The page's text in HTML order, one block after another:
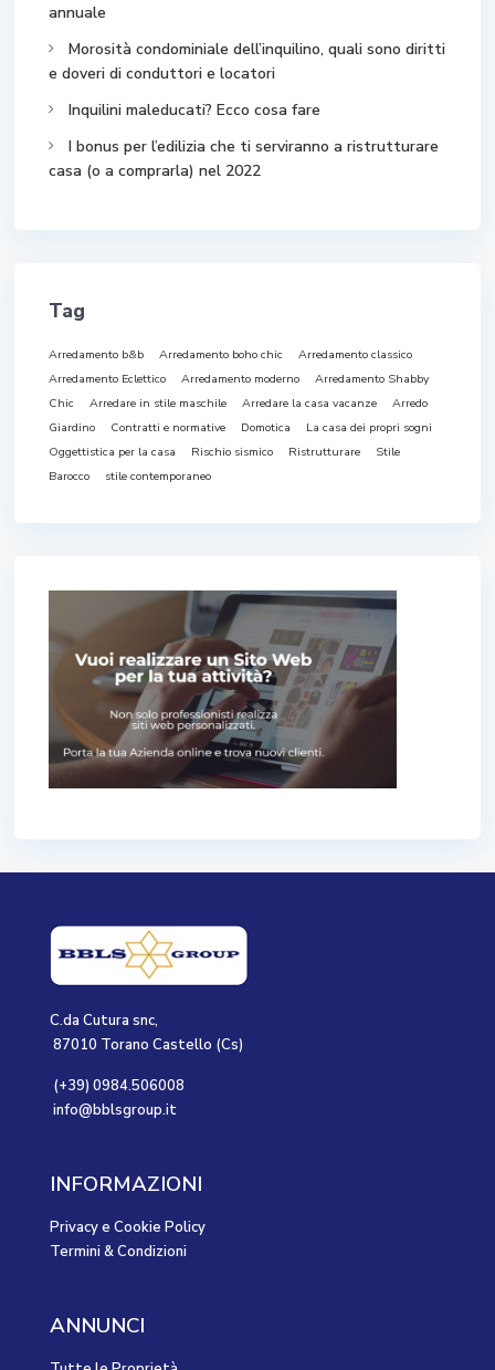
annuale
Morosità condominiale dell’inquilino, quali sono diritti
e doveri di conduttori e locatori
Inquilini maleducati? Ecco cosa fare
I bonus per l’edilizia che ti serviranno a ristrutturare
casa (o a comprarla) nel 2022
Tag
Arredamento b&b Arredamento boho chic
Arredamento classico
Arredamento Eclettico
Arredamento moderno
Arredamento Shabby
Chic
Arredare in stile maschile Arredare la casa vacanze
Arredo
Giardino
Contratti e normative Domotica
La casa dei propri sogni
Oggettistica per la casa
Rischio sismico Ristrutturare
Stile
Barocco
stile contemporaneo
C.da Cutura snc,
87010 Torano Castello (Cs)
(+39) 0984.506008
info@bblsgroup.it
INFORMAZIONI
Privacy e Cookie Policy
Termini & Condizioni
ANNUNCI